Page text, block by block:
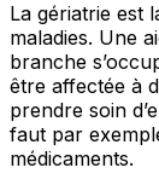
La gériatrie est
maladies. Une
branche
être affectée à
prendre soin
faut par
médicaments.